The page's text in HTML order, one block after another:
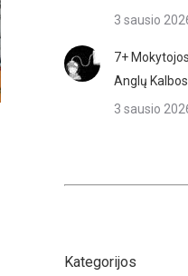
3 sausio
7+
Anglų
3 sausio
Kategorijos